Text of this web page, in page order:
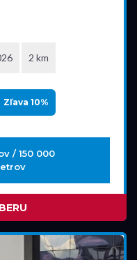
2 km
Zľava 10%
/ 150 000